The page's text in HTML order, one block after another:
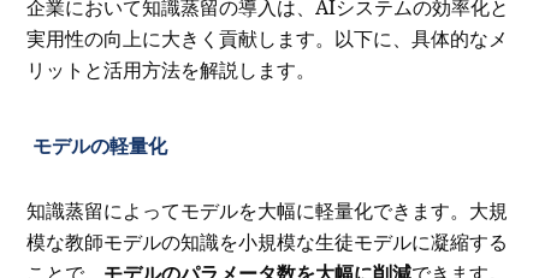
企業において知識蒸留の導入は、AIシステムの効率化と
実用性の向上に大きく貢献します。以下に、具体的なメ
リットと活用方法を解説します。
モデルの軽量化
知識蒸留によってモデルを大幅に軽量化できます。大規
模な教師モデルの知識を小規模な生徒モデルに凝縮する